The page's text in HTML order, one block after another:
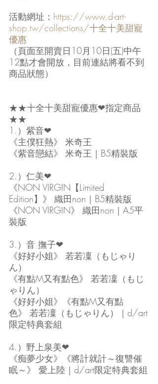
活動網址： https://www.d-art-
shop.tw/collections/十全十美甜寵
優惠
（頁面至開賣日10月10日(五)中午
12點才會開放，目前連結將看不到
商品狀態）
★★十全十美甜寵優惠❤指定商品
★★
1.）紫音❤
《主僕狂熱》 米奇王
《紫音戀結》 米奇王｜B5精裝版
2.）仁美❤
《NON VIRGIN【Limited
Edition】》 織田non｜B5精裝版
《NON VIRGIN》 織田non｜A5平
裝版
3.）音 撫子❤
《好好小姐》 若若凜（もじゃり
ん）
《有點M又有點色》 若若凜（もじ
ゃりん）
《好好小姐》《有點M又有點
色》 若若凜（もじゃりん）｜d/art
限定特典套組
4.）野上泉美❤
《痴夢少女》《將計就計～復讐催
眠～》 愛上陸｜d/art限定特典套組